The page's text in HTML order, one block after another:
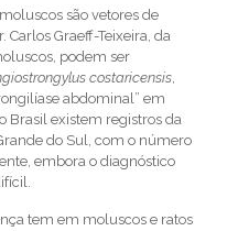
são vetores de
Carlos Graeff-Teixeira, da
podem ser
costaricensis,
abdominal” em
Brasil existem registros da
do Sul, com o número
embora o diagnóstico
tem em moluscos e ratos